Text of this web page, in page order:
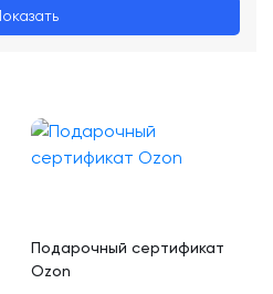
Подарочный сертификат
Ozon